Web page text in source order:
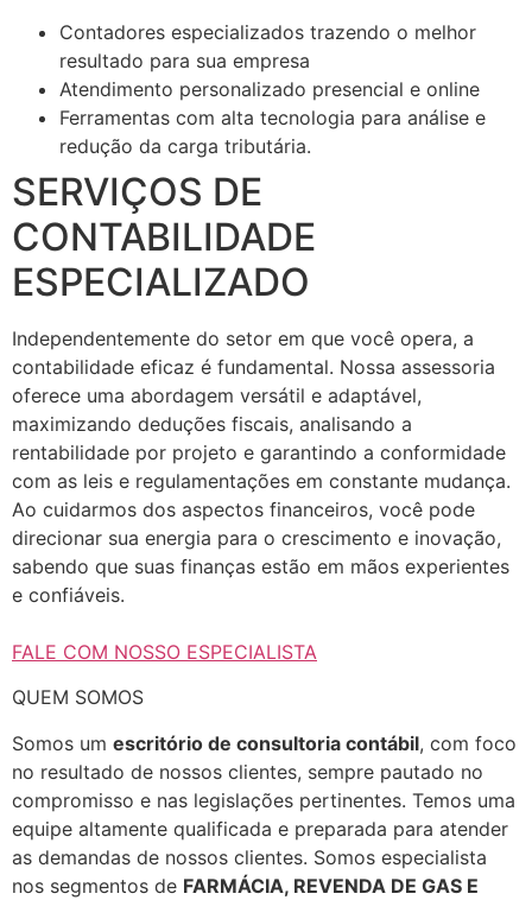
Contadores especializados trazendo o melhor
resultado para sua empresa
Atendimento personalizado presencial e online
Ferramentas com alta tecnologia para análise e
redução da carga tributária.
SERVIÇOS DE
CONTABILIDADE
ESPECIALIZADO
Independentemente do setor em que você opera, a
contabilidade eficaz é fundamental. Nossa assessoria
oferece uma abordagem versátil e adaptável,
maximizando deduções fiscais, analisando a
rentabilidade por projeto e garantindo a conformidade
com as leis e regulamentações em constante mudança.
Ao cuidarmos dos aspectos financeiros, você pode
direcionar sua energia para o crescimento e inovação,
sabendo que suas finanças estão em mãos experientes
e confiáveis.
FALE COM NOSSO ESPECIALISTA
QUEM SOMOS
Somos um escritório de consultoria contábil, com foco
no resultado de nossos clientes, sempre pautado no
compromisso e nas legislações pertinentes. Temos uma
equipe altamente qualificada e preparada para atender
as demandas de nossos clientes. Somos especialista
nos segmentos de FARMÁCIA, REVENDA DE GAS E